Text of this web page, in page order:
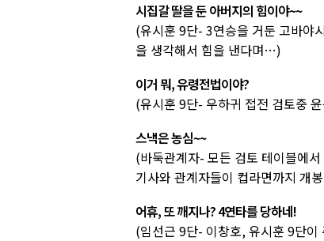
시집갈 딸을 둔 아버지의 힘이야~~
(유시훈 9단- 3연승을 거둔 고바야
을 생각해서 힘을 낸다며…)
이거 뭐, 유령전법이야?
(유시훈 9단- 우하귀 접전 검토중
스낵은 농심~~
(바둑관계자- 모든 검토 테이블에
기사와 관계자들이 컵라면까지 개
어휴, 또 깨지나? 4연타를 당하네!
(임선근 9단- 이창호, 유시훈 9단